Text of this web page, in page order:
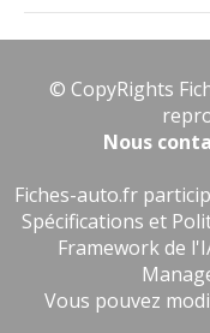
© CopyRights
Nous
Fiches-auto.fr
Spécifications et
Framework de
Vous pouvez